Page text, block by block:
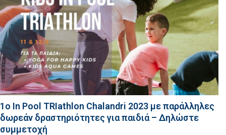
1o In Pool TRIathlon Chalandri 2023 με παράλληλες
δωρεάν δραστηριότητες για παιδιά – Δηλώστε
συμμετοχή